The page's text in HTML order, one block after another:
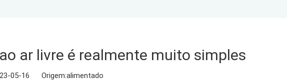
ar livre é realmente muito simples
05-16 Origem:alimentado